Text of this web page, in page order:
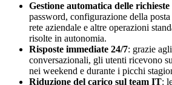
Gestione automatica delle
password, configurazione della
rete aziendale e altre operazioni
risolte in autonomia.
Risposte immediate 24/7: grazie
conversazionali, gli utenti ricevono
nei weekend e durante i picchi
Riduzione del carico sul team IT: